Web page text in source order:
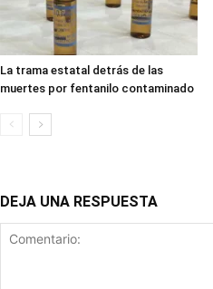
La trama estatal detrás de las
muertes por fentanilo contaminado
DEJA UNA RESPUESTA